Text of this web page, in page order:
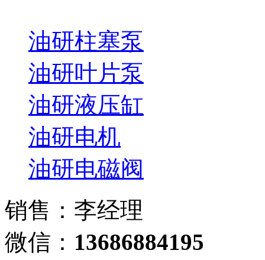
油研柱塞泵
油研叶片泵
油研液压缸
油研电机
油研电磁阀
销售：李经理
微信： 13686884195